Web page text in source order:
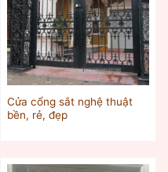
Cửa cổng sắt nghệ thuật
bền, rẻ, đẹp